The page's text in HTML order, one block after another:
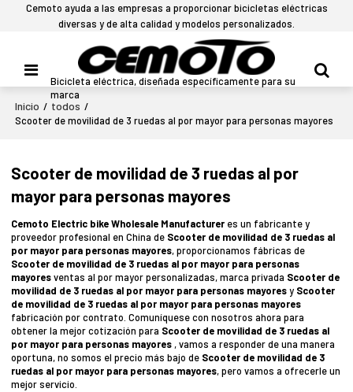
Cemoto ayuda a las empresas a proporcionar bicicletas eléctricas
diversas y de alta calidad y modelos personalizados.
Bicicleta eléctrica, diseñada específicamente para su
marca
Inicio / todos /
Scooter de movilidad de 3 ruedas al por mayor para personas mayores
Scooter de movilidad de 3 ruedas al por
mayor para personas mayores
Cemoto Electric bike Wholesale Manufacturer es un fabricante y
proveedor profesional en China de Scooter de movilidad de 3 ruedas al
por mayor para personas mayores, proporcionamos fábricas de
Scooter de movilidad de 3 ruedas al por mayor para personas
mayoresventas al por mayor personalizadas, marca privada Scooter de
movilidad de 3 ruedas al por mayor para personas mayoresy Scooter
de movilidad de 3 ruedas al por mayor para personas mayores
fabricación por contrato. Comuníquese con nosotros ahora para
obtener la mejor cotización para Scooter de movilidad de 3 ruedas al
por mayor para personas mayores , vamos a responder de una manera
oportuna, no somos el precio más bajo de Scooter de movilidad de 3
ruedas al por mayor para personas mayores, pero vamos a ofrecerle un
mejor servicio.